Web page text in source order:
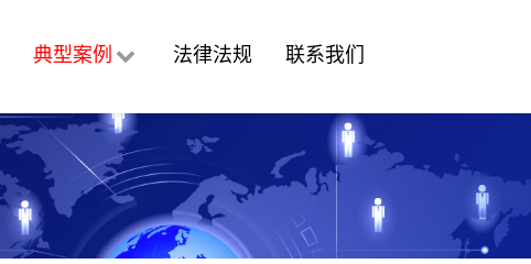
典型案例 法律法规 联系我们